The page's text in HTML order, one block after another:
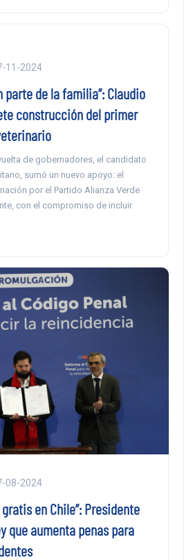
11-2024
parte de la familia”: Claudio
construcción del primer
de gobernadores, el candidato
sumó un nuevo apoyo: el
por el Partido Alianza Verde
con el compromiso de incluir
08-2024
en Chile”: Presidente
que aumenta penas para